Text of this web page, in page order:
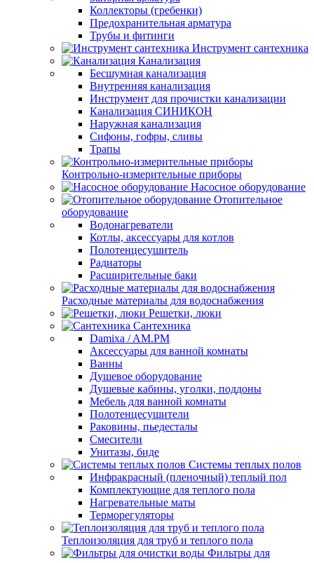
Коллекторы (гребенки)
Предохранительная арматура
Трубы и фитинги
Инструмент сантехника
Канализация
Бесшумная канализация
Внутренняя канализация
Инструмент для прочистки канализации
Канализация СИНИКОН
Наружная канализация
Сифоны, гофры, сливы
Трапы
Контрольно-измерительные приборы
Насосное оборудование
Отопительное
оборудование
Водонагреватели
Котлы, аксессуары для котлов
Полотенцесушитель
Радиаторы
Расширительные баки
Расходные материалы для водоснабжения
Решетки, люки
Сантехника
Damixa / AM.PM
Аксессуары для ванной комнаты
Ванны
Душевое оборудование
Душевые кабины, уголки, поддоны
Мебель для ванной комнаты
Полотенцесушители
Раковины, пьедесталы
Смесители
Унитазы, биде
Системы теплых полов
Инфракрасный (пленочный) теплый пол
Комплектующие для теплого пола
Нагревательные маты
Терморегуляторы
Теплоизоляция для труб и теплого пола
Фильтры для